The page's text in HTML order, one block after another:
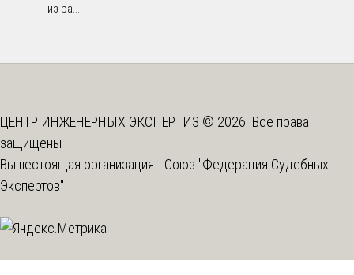
из ра...
ЦЕНТР ИНЖЕНЕРНЫХ ЭКСПЕРТИЗ © 2026. Все права
защищены
Вышестоящая организация - Союз "Федерация Судебных
Экспертов"